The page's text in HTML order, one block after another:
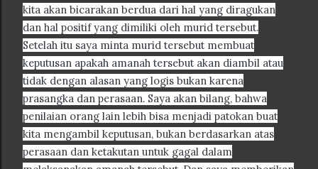
kita akan bicarakan berdua dari hal yang diragukan
dan hal positif yang dimiliki oleh murid tersebut.
Setelah itu saya minta murid tersebut membuat
keputusan apakah amanah tersebut akan diambil atau
tidak dengan alasan yang logis bukan karena
prasangka dan perasaan. Saya akan bilang, bahwa
penilaian orang lain lebih bisa menjadi patokan buat
kita mengambil keputusan, bukan berdasarkan atas
perasaan dan ketakutan untuk gagal dalam